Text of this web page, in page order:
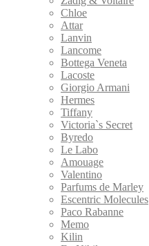
Chloe
Attar
Lanvin
Lancome
Bottega Veneta
Lacoste
Giorgio Armani
Hermes
Tiffany
Victoria`s Secret
Byredo
Le Labo
Amouage
Valentino
Parfums de Marley
Escentric Molecules
Paco Rabanne
Memo
Kilin